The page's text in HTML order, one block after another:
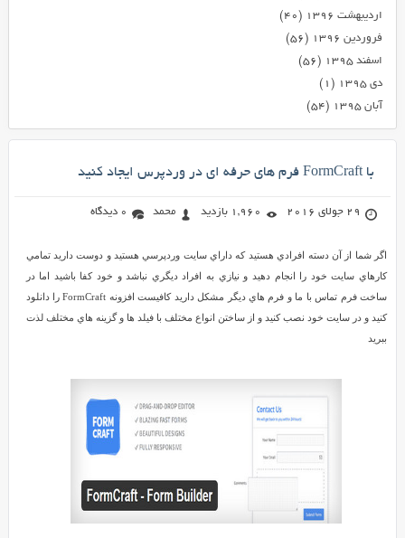
اردیبهشت ۱۳۹۶
(۴۰)
فروردین ۱۳۹۶
(۵۶)
اسفند ۱۳۹۵
(۵۶)
دی ۱۳۹۵
(۱)
آبان ۱۳۹۵
(۵۴)
با FormCraft فرم های حرفه ای در وردپرس ایجاد کنید
29 جولای 2016 1,960 بازدید محمد 0 دیدگاه
اگر شما از آن دسته افرادي هستيد که داراي سايت وردپرسي هستيد و دوست داريد تمامي
کارهاي سايت خود را انجام دهيد و نيازي به افراد ديگري نباشد و خود کفا باشيد اما در
ساخت فرم تماس با ما و فرم هاي ديگر مشکل داريد کافيست افزونه FormCraft را دانلود
کنيد و در سايت خود نصب کنيد و از ساختن انواع مختلف با فيلد ها و گزينه هاي مختلف لذت
ببريد